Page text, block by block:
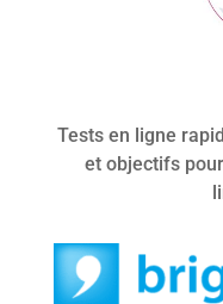
Tests en ligne
et objectifs